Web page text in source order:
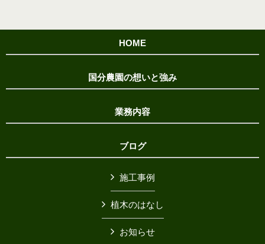
HOME
国分農園の想いと強み
業務内容
ブログ
施工事例
植木のはなし
お知らせ